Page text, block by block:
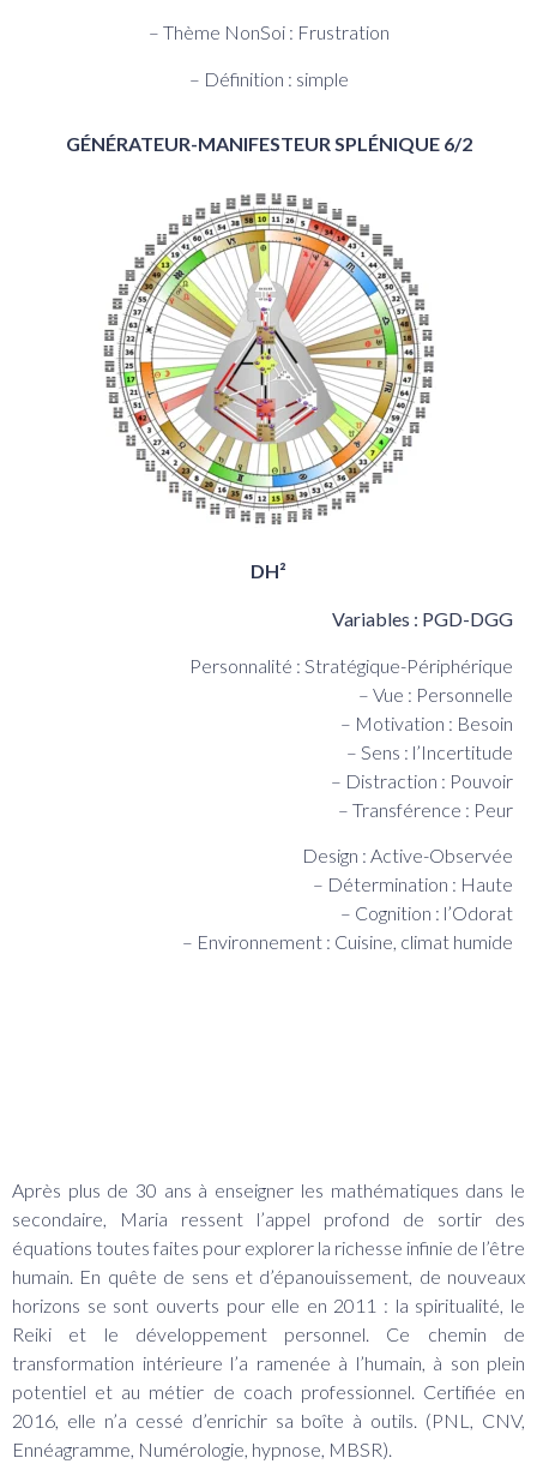
– Thème NonSoi : Frustration
– Définition : simple
GÉNÉRATEUR-MANIFESTEUR SPLÉNIQUE 6/2
DH²
Variables : PGD-DGG
Personnalité : Stratégique-Périphérique
– Vue : Personnelle
– Motivation : Besoin
– Sens : l’Incertitude
– Distraction : Pouvoir
– Transférence : Peur
Design : Active-Observée
– Détermination : Haute
– Cognition : l’Odorat
– Environnement : Cuisine, climat humide
Après plus de 30 ans à enseigner les mathématiques dans le
secondaire, Maria ressent l’appel profond de sortir des
équations toutes faites pour explorer la richesse infinie de l’être
humain. En quête de sens et d’épanouissement, de nouveaux
horizons se sont ouverts pour elle en 2011 : la spiritualité, le
Reiki et le développement personnel. Ce chemin de
transformation intérieure l’a ramenée à l’humain, à son plein
potentiel et au métier de coach professionnel. Certifiée en
2016, elle n’a cessé d’enrichir sa boîte à outils. (PNL, CNV,
Ennéagramme, Numérologie, hypnose, MBSR).